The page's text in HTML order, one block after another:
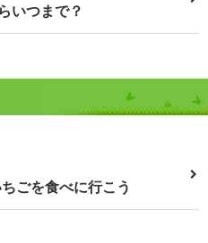
いつまで？
ごを食べに行こう